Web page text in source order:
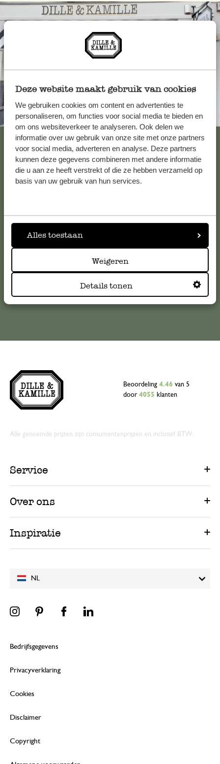
Deze website maakt gebruik van cookies
We gebruiken cookies om content en advertenties te
personaliseren, om functies voor social media te bieden en
om ons websiteverkeer te analyseren. Ook delen we
informatie over uw gebruik van onze site met onze partners
voor social media, adverteren en analyse. Deze partners
kunnen deze gegevens combineren met andere informatie
die u aan ze heeft verstrekt of die ze hebben verzameld op
basis van uw gebruik van hun services.
Alles toestaan
Weigeren
Details tonen
Altijd in de buurt
Bekijk alle 62 winkels
Klantenservice
klantenservice. Of bekijk hier het antwoord op de
klantenservice@dille-kamille.com
Online Klantenservice
NL
Beoordeling 4.46 van 5
door 4055 klanten
Alle genoemde prijzen zijn consumentenprijzen en inclusief BTW.
Service
Over ons
Inspiratie
Bedrijfsgegevens
Privacyverklaring
Cookies
Disclaimer
Copyright